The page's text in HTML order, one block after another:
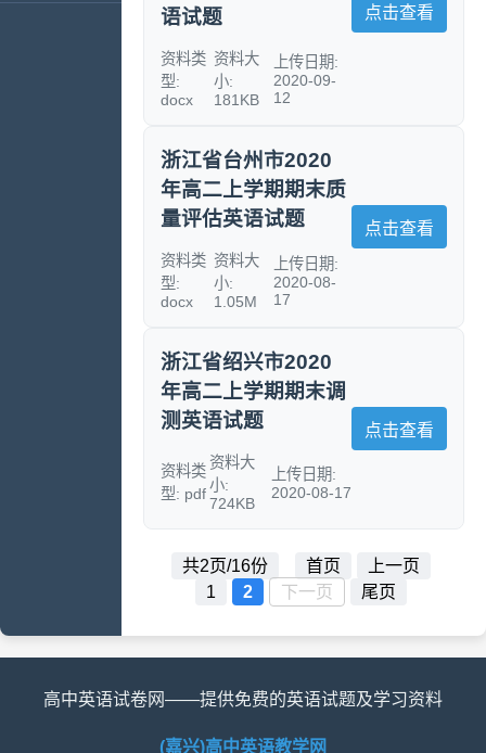
语试题
资料类
型:
docx
资料大
小:
181KB
上传日期:
2020-09-
12
点击查看
浙江省台州市2020
年高二上学期期末质
量评估英语试题
资料类
型:
docx
资料大
小:
1.05M
上传日期:
2020-08-
17
点击查看
浙江省绍兴市2020
年高二上学期期末调
测英语试题
资料类
型: pdf
资料大
小:
724KB
上传日期:
2020-08-17
点击查看
共2页/16份 首页
上一页
1
2 下一页 尾页
高中英语试卷网——提供免费的英语试题及学习资料
(嘉兴)高中英语教学网